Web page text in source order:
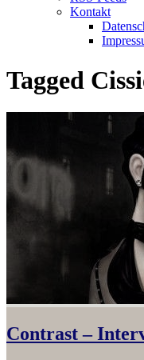
Kontakt
Tagged
Contrast –